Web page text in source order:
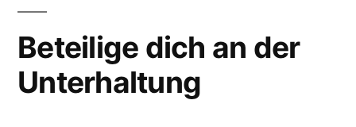
Beteilige dich an der
Unterhaltung